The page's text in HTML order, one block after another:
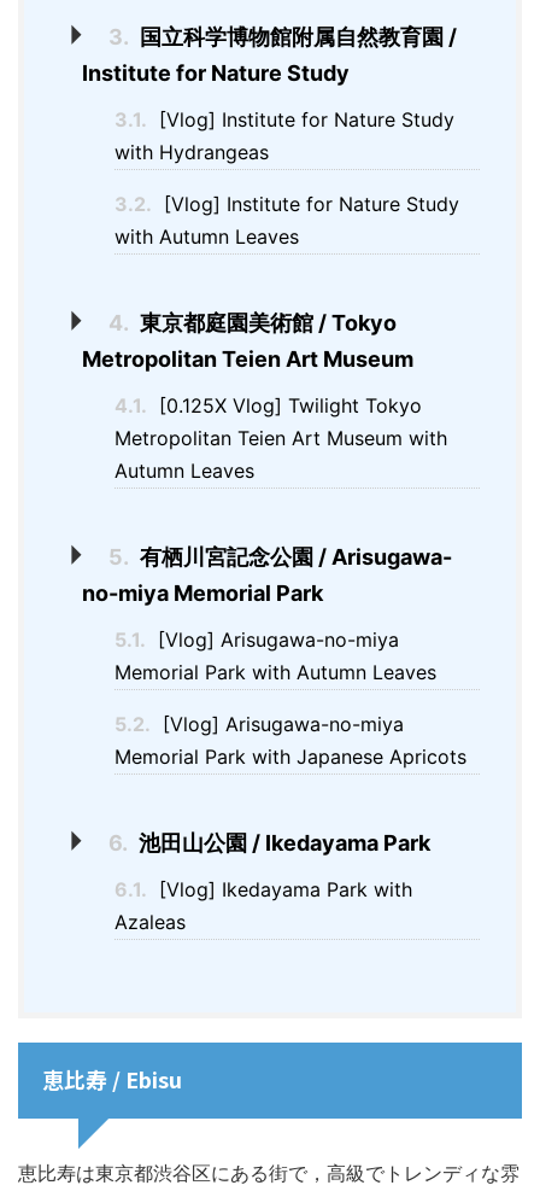
3. 国立科学博物館附属自然教育園 /
Institute for Nature Study
3.1. [Vlog] Institute for Nature Study
with Hydrangeas
3.2. [Vlog] Institute for Nature Study
with Autumn Leaves
4. 東京都庭園美術館 / Tokyo
Metropolitan Teien Art Museum
4.1. [0.125X Vlog] Twilight Tokyo
Metropolitan Teien Art Museum with
Autumn Leaves
5. 有栖川宮記念公園 / Arisugawa-
no-miya Memorial Park
5.1. [Vlog] Arisugawa-no-miya
Memorial Park with Autumn Leaves
5.2. [Vlog] Arisugawa-no-miya
Memorial Park with Japanese Apricots
6. 池田山公園 / Ikedayama Park
6.1. [Vlog] Ikedayama Park with
Azaleas
恵比寿 / Ebisu
恵比寿は東京都渋谷区にある街で，高級でトレンディな雰